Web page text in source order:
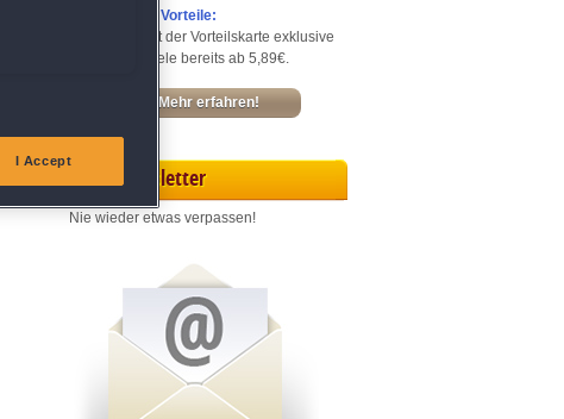
Entdecke die Vorteile:
Sichere dir mit der Vorteilskarte exklusive
Rabatte – Spiele bereits ab 5,89€.
Mehr erfahren!
Newsletter
Nie wieder etwas verpassen!
I Accept